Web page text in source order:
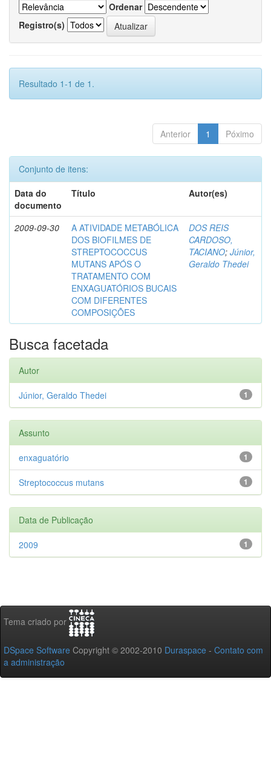
Ordenar
Registro(s)
Resultado 1-1 de 1.
Anterior 1 Póximo
Conjunto de itens:
Data do
documento
Título Autor(es)
2009-09-30
A ATIVIDADE METABÓLICA
DOS BIOFILMES DE
STREPTOCOCCUS
MUTANS APÓS O
TRATAMENTO COM
ENXAGUATÓRIOS BUCAIS
COM DIFERENTES
COMPOSIÇÕES
DOS REIS
CARDOSO,
TACIANO; Júnior,
Geraldo Thedei
Busca facetada
Autor
1
Júnior, Geraldo Thedei
Assunto
1
enxaguatório
1
Streptococcus mutans
Data de Publicação
1
2009
Tema criado por
DSpace Software Copyright © 2002-2010 Duraspace - Contato com
a administração